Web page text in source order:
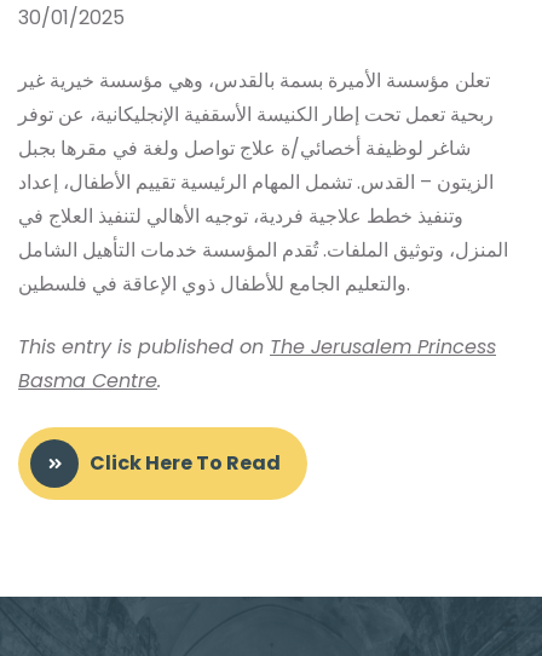
30/01/2025
تعلن مؤسسة الأميرة بسمة بالقدس، وهي مؤسسة خيرية غير
ربحية تعمل تحت إطار الكنيسة الأسقفية الإنجليكانية، عن توفر
شاغر لوظيفة أخصائي/ة علاج تواصل ولغة في مقرها بجبل
الزيتون – القدس. تشمل المهام الرئيسية تقييم الأطفال، إعداد
وتنفيذ خطط علاجية فردية، توجيه الأهالي لتنفيذ العلاج في
المنزل، وتوثيق الملفات. تُقدم المؤسسة خدمات التأهيل الشامل
والتعليم الجامع للأطفال ذوي الإعاقة في فلسطين.
This entry is published on The Jerusalem Princess
Basma Centre.
Click Here To Read